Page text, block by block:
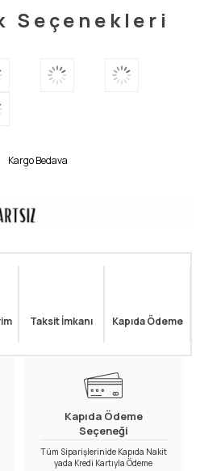
Seçenekleri
Kargo Bedava
Taksit İmkanı Kapıda Ödeme
Kapıda Ödeme
Seçeneği
Tüm Siparişlerinide Kapıda Nakit
yada Kredi Kartıyla Ödeme